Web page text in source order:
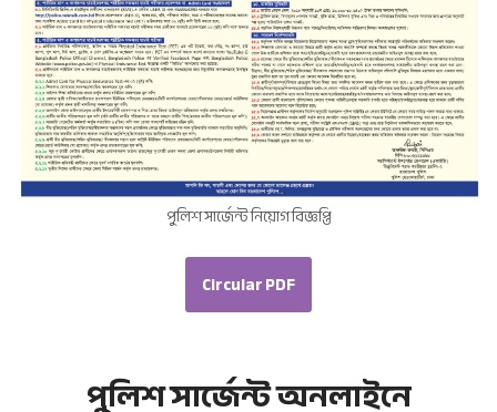
পুলিশ সার্জেন্ট নিয়োগ বিজ্ঞপ্তি
Circular PDF
পুলিশ সার্জেন্ট অনলাইনে